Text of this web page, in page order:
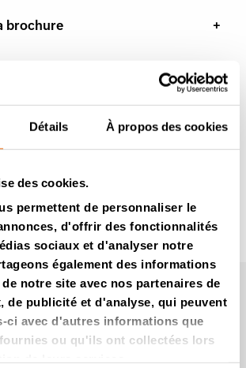
Détails À propos des cookies
des cookies.
permettent de personnaliser le
d'offrir des fonctionnalités
sociaux et d'analyser notre
également des informations
notre site avec nos partenaires de
de publicité et d'analyse, qui peuvent
ci avec d'autres informations que
ou qu'ils ont collectées lors
brochure
Vidéos